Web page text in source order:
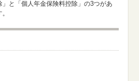
と「個人年金保険料控除」の3つがあ